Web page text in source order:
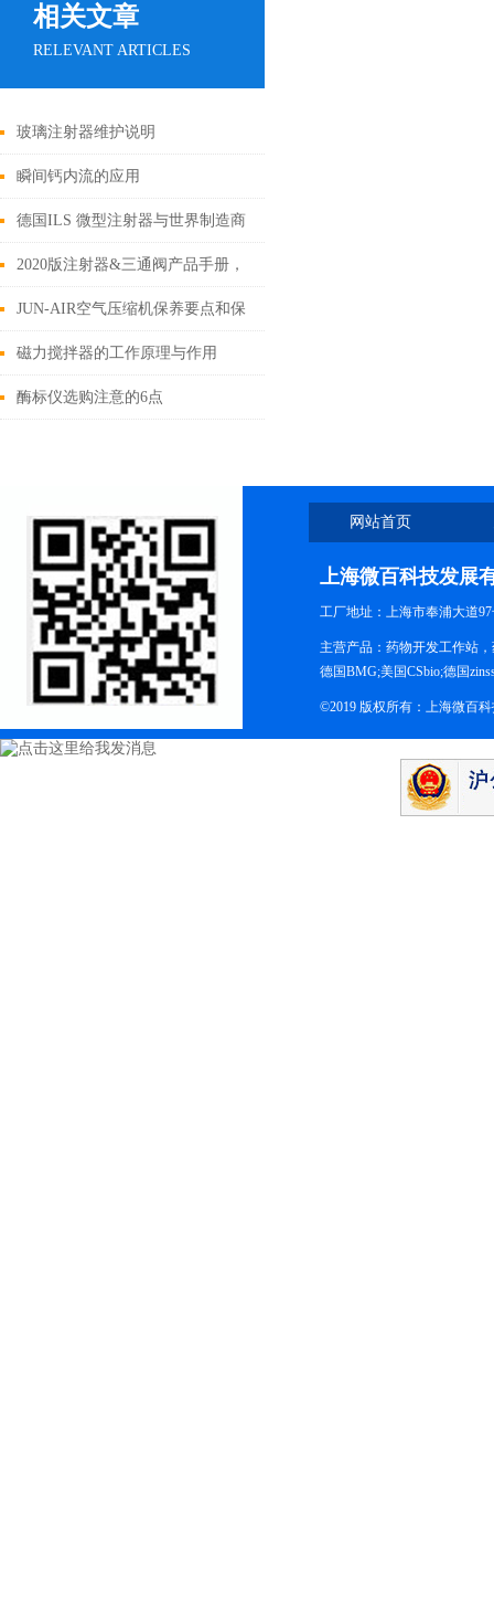
相关文章
RELEVANT ARTICLES
玻璃注射器维护说明
瞬间钙内流的应用
德国ILS 微型注射器与世界制造商
仪器的无缝集成。
2020版注射器&三通阀产品手册，
需要请到下载栏下载，
JUN-AIR空气压缩机保养要点和保
养计划
磁力搅拌器的工作原理与作用
酶标仪选购注意的6点
网站首页
上海微百科技发展
工厂地址：上海市奉浦大道
主营产品：药物开发工作站
德国BMG;美国CSbio;德国
©2019 版权所有：上海微百